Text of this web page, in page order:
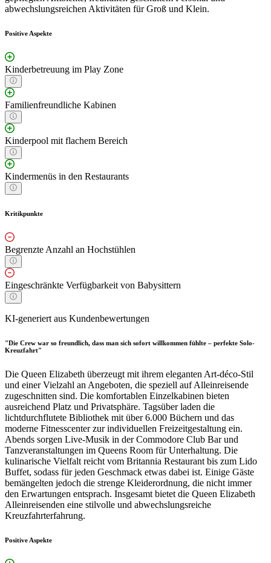
abwechslungsreichen Aktivitäten für Groß und Klein.
Positive Aspekte
Kinderbetreuung im Play Zone
Familienfreundliche Kabinen
Kinderpool mit flachem Bereich
Kindermenüs in den Restaurants
Kritikpunkte
Begrenzte Anzahl an Hochstühlen
Eingeschränkte Verfügbarkeit von Babysittern
KI-generiert aus Kundenbewertungen
"Die Crew war so freundlich, dass man sich sofort willkommen fühlte – perfekte Solo-
Kreuzfahrt"
Die Queen Elizabeth überzeugt mit ihrem eleganten Art-déco-Stil
und einer Vielzahl an Angeboten, die speziell auf Alleinreisende
zugeschnitten sind. Die komfortablen Einzelkabinen bieten
ausreichend Platz und Privatsphäre. Tagsüber laden die
lichtdurchflutete Bibliothek mit über 6.000 Büchern und das
moderne Fitnesscenter zur individuellen Freizeitgestaltung ein.
Abends sorgen Live-Musik in der Commodore Club Bar und
Tanzveranstaltungen im Queens Room für Unterhaltung. Die
kulinarische Vielfalt reicht vom Britannia Restaurant bis zum Lido
Buffet, sodass für jeden Geschmack etwas dabei ist. Einige Gäste
bemängelten jedoch die strenge Kleiderordnung, die nicht immer
den Erwartungen entsprach. Insgesamt bietet die Queen Elizabeth
Alleinreisenden eine stilvolle und abwechslungsreiche
Kreuzfahrterfahrung.
Positive Aspekte